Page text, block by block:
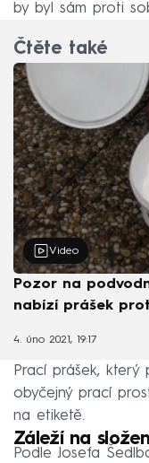
by byl sám proti
Čtěte také
Video
Pozor na
nabízí prášek
4. úno 2021, 19:17
Prací prášek,
obyčejný prací
na etiketě.
Záleží na
Podle Josefa